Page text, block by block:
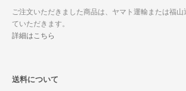
ご注文いただきました商品は、ヤマト運輸または福
ていただきます。
詳細はこちら
送料について